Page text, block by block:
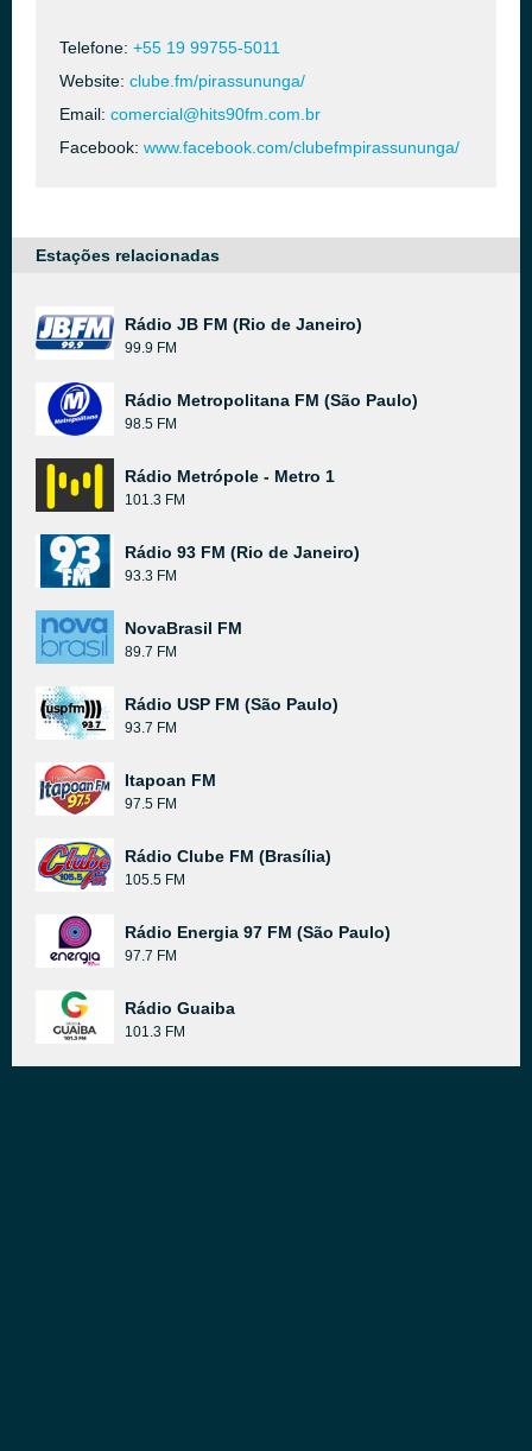
Telefone: +55 19 99755-5011
Website: clube.fm/pirassununga/
Email: comercial@hits90fm.com.br
Facebook: www.facebook.com/clubefmpirassununga/
Estações relacionadas
Rádio JB FM (Rio de Janeiro)
99.9 FM
Rádio Metropolitana FM (São Paulo)
98.5 FM
Rádio Metrópole - Metro 1
101.3 FM
Rádio 93 FM (Rio de Janeiro)
93.3 FM
NovaBrasil FM
89.7 FM
Rádio USP FM (São Paulo)
93.7 FM
Itapoan FM
97.5 FM
Rádio Clube FM (Brasília)
105.5 FM
Rádio Energia 97 FM (São Paulo)
97.7 FM
Rádio Guaiba
101.3 FM